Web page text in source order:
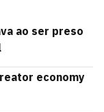
ao ser preso
economy